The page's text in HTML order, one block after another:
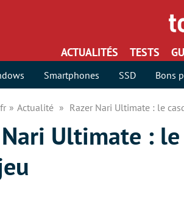
ACTUALITÉS TESTS
Smartphones SSD Bons
Actualité Razer Nari Ultimate : le
Ultimate :